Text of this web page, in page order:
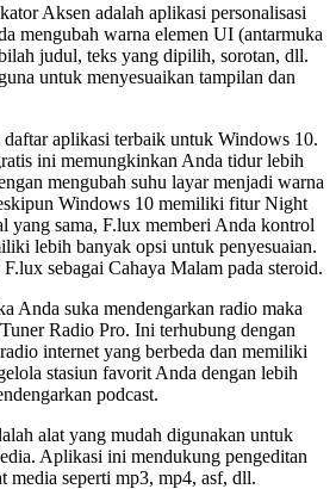
Aksen adalah aplikasi personalisasi
mengubah warna elemen UI (antarmuka
judul, teks yang dipilih, sorotan, dll.
untuk menyesuaikan tampilan dan
aplikasi terbaik untuk Windows 10.
ini memungkinkan Anda tidur lebih
mengubah suhu layar menjadi warna
Windows 10 memiliki fitur Night
yang sama, F.lux memberi Anda kontrol
lebih banyak opsi untuk penyesuaian.
sebagai Cahaya Malam pada steroid.
Anda suka mendengarkan radio maka
Radio Pro. Ini terhubung dengan
internet yang berbeda dan memiliki
stasiun favorit Anda dengan lebih
podcast.
alat yang mudah digunakan untuk
Aplikasi ini mendukung pengeditan
media seperti mp3, mp4, asf, dll.